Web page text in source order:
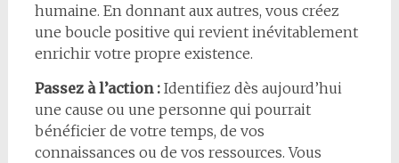
humaine. En donnant aux autres, vous créez
une boucle positive qui revient inévitablement
enrichir votre propre existence.
Passez à l’action :Identifiez dès aujourd’hui
une cause ou une personne qui pourrait
bénéficier de votre temps, de vos
connaissances ou de vos ressources. Vous